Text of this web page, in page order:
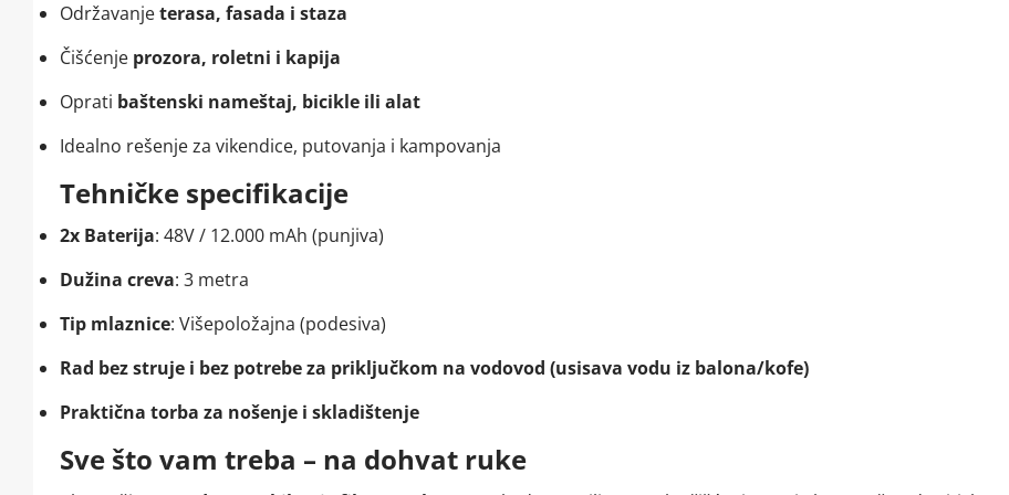
Održavanjeterasa, fasada i staza
Čišćenje prozora, roletni i kapija
Oprati baštenski nameštaj, bicikle ili alat
Idealno rešenje za vikendice, putovanja i kampovanja
Tehničke specifikacije
2x Baterija: 48V / 12.000 mAh (punjiva)
Dužina creva: 3 metra
Tip mlaznice: Višepoložajna (podesiva)
Rad bez struje i bez potrebe za priključkom na vodovod (usisava vodu iz balona/kofe)
Praktična torba za nošenje i skladištenje
Sve što vam treba – na dohvat ruke